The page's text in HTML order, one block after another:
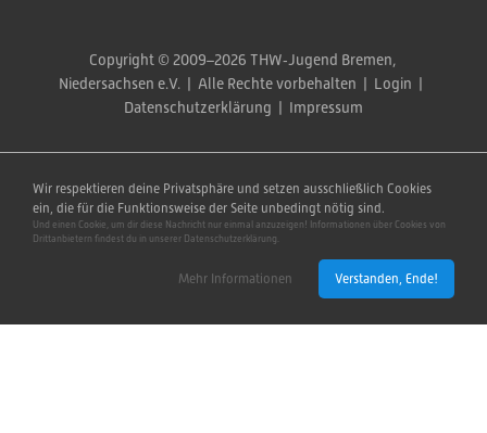
Copyright © 2009–2026 THW‑Jugend Bremen,
Niedersachsen e.V.  |  Alle Rechte vorbehalten  | Login
Datenschutzerklärung
Impressum
Wir respektieren deine Privatsphäre und setzen ausschließlich Cookies
ein, die für die Funktionsweise der Seite unbedingt nötig sind.
Und einen Cookie, um dir diese Nachricht nur einmal anzuzeigen! Informationen über Cookies von
Drittanbietern findest du in unserer Datenschutzerklärung.
Mehr Informationen Verstanden, Ende!